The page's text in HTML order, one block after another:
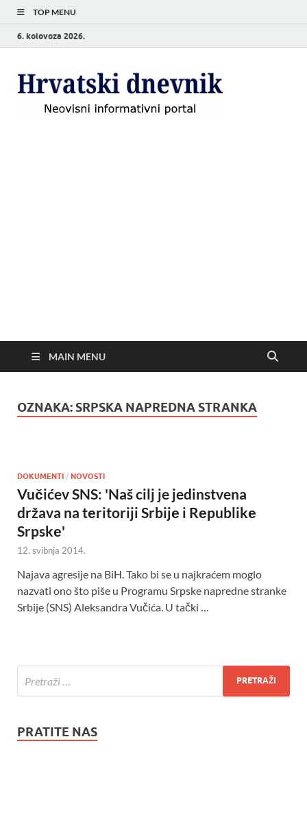
TOP MENU
6. kolovoza 2026.
MAIN MENU
OZNAKA: SRPSKA NAPREDNA STRANKA
DOKUMENTI / NOVOSTI
Vučićev SNS: 'Naš cilj je jedinstvena
država na tеritoriji Srbijе i Rеpublikе
Srpskе'
12. svibnja 2014.
Najava agresije na BiH. Tako bi se u najkraćem moglo
nazvati ono što piše u Programu Srpske napredne stranke
Srbije (SNS) Aleksandra Vučića. U tački …
PRATITE NAS